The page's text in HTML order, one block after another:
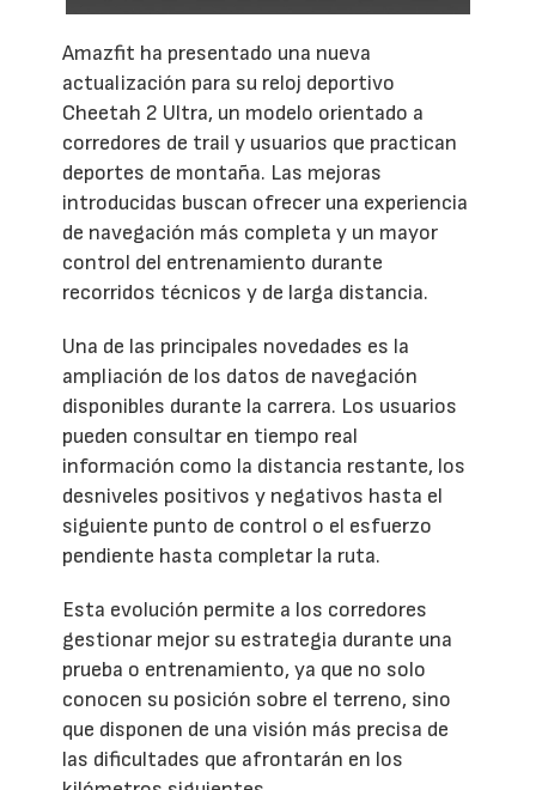
Amazfit ha presentado una nueva
actualización para su reloj deportivo
Cheetah 2 Ultra, un modelo orientado a
corredores de trail y usuarios que practican
deportes de montaña. Las mejoras
introducidas buscan ofrecer una experiencia
de navegación más completa y un mayor
control del entrenamiento durante
recorridos técnicos y de larga distancia.
Una de las principales novedades es la
ampliación de los datos de navegación
disponibles durante la carrera. Los usuarios
pueden consultar en tiempo real
información como la distancia restante, los
desniveles positivos y negativos hasta el
siguiente punto de control o el esfuerzo
pendiente hasta completar la ruta.
Esta evolución permite a los corredores
gestionar mejor su estrategia durante una
prueba o entrenamiento, ya que no solo
conocen su posición sobre el terreno, sino
que disponen de una visión más precisa de
las dificultades que afrontarán en los